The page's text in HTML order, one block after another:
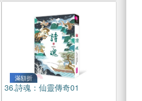
滿額折
36.詩魂：仙靈傳奇01